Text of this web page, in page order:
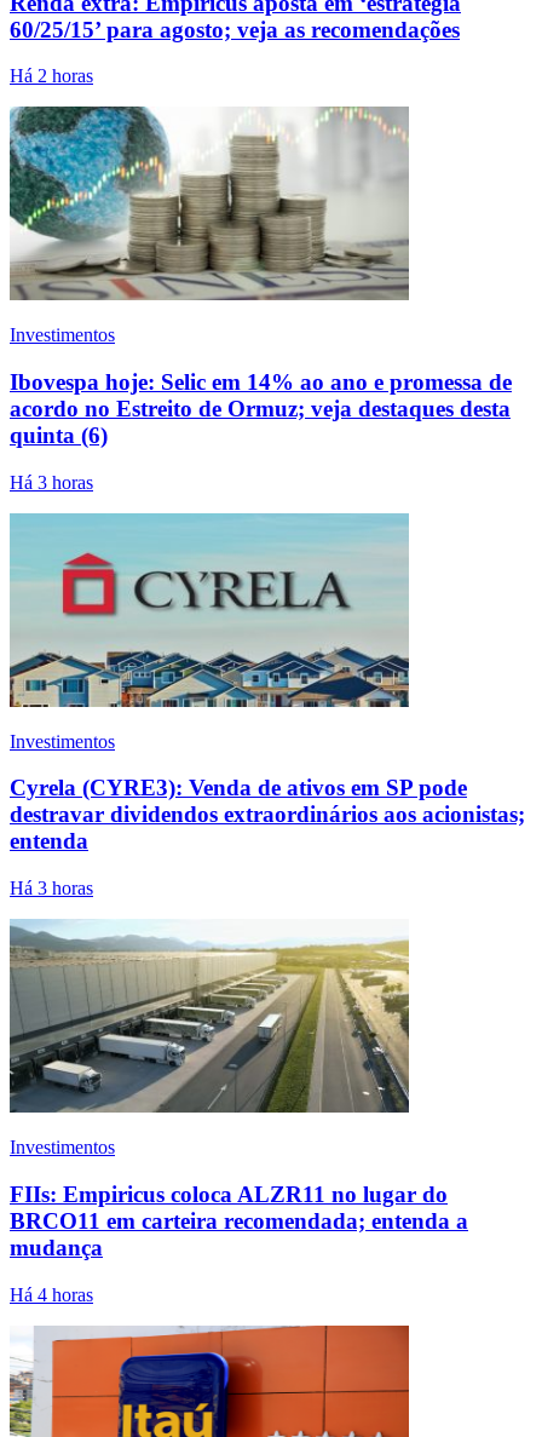
60/25/15’ para agosto; veja as recomendações
Há 2 horas
Investimentos
Ibovespa hoje: Selic em 14% ao ano e promessa de
acordo no Estreito de Ormuz; veja destaques desta
quinta (6)
Há 3 horas
Investimentos
Cyrela (CYRE3): Venda de ativos em SP pode
destravar dividendos extraordinários aos acionistas;
entenda
Há 3 horas
Investimentos
FIIs: Empiricus coloca ALZR11 no lugar do
BRCO11 em carteira recomendada; entenda a
mudança
Há 4 horas